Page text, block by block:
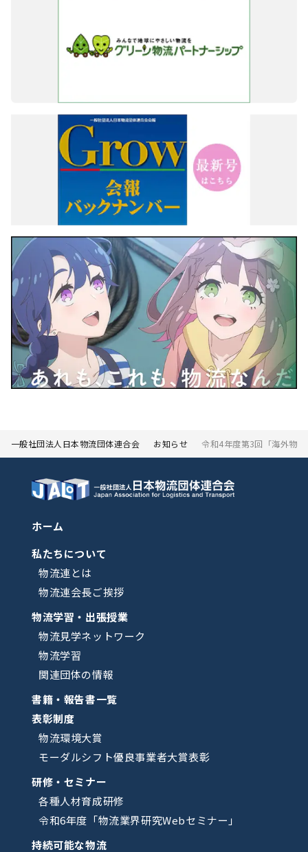
一般社団法人日本物流団体連合会 お知らせ 令和4年度第3回「海外物
ホーム
私たちについて
物流連とは
物流連会長ご挨拶
物流学習・出張授業
物流見学ネットワーク
物流学習
関連団体の情報
書籍・報告書一覧
表彰制度
物流環境大賞
モーダルシフト優良事業者大賞表彰
研修・セミナー
各種人材育成研修
令和6年度「物流業界研究Webセミナー」
持続可能な物流